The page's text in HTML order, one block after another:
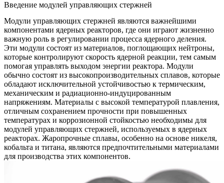
Введение модулей управляющих стержней
Модули управляющих стержней являются важнейшими
компонентами ядерных реакторов, где они играют жизненно
важную роль в регулировании процесса ядерного деления.
Эти модули состоят из материалов, поглощающих нейтроны,
которые контролируют скорость ядерной реакции, тем самым
помогая управлять выходом энергии реактора. Модули
обычно состоят из высокопроизводительных сплавов, которые
обладают исключительной устойчивостью к термическим,
механическим и радиационно-индуцированным
напряжениям. Материалы с высокой температурой плавления,
отличным сохранением прочности при повышенных
температурах и коррозионной стойкостью необходимы для
модулей управляющих стержней, используемых в ядерных
реакторах. Жаропрочные сплавы, особенно на основе никеля,
кобальта и титана, являются предпочтительными материалами
для производства этих компонентов.